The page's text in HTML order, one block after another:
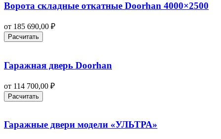
Ворота складные откатные Doorhan 4000×2500
от 185 690,00 ₽
Расчитать
Гаражная дверь Doorhan
от 114 700,00 ₽
Расчитать
Гаражные двери модели «УЛЬТРА»